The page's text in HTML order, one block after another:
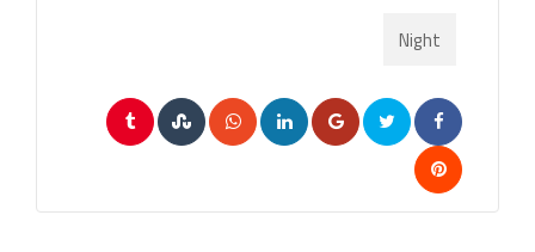
Night
Google+
LinkedIn
Whatsapp
StumbleUpon
Tumblr
Pinterest